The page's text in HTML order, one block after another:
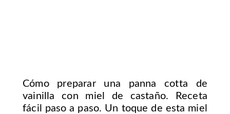
Cómo preparar una panna cotta de
vainilla con miel de castaño. Receta
fácil paso a paso. Un toque de esta miel